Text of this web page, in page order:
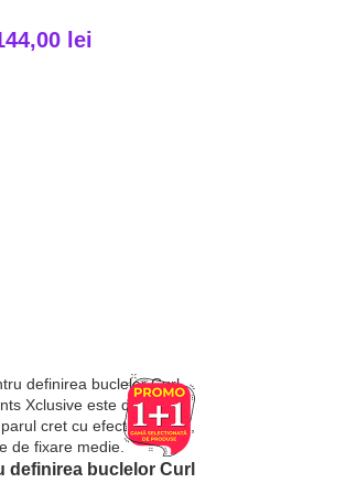
lei
definirea buclelor Curl